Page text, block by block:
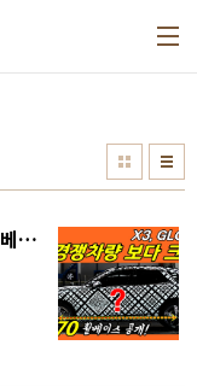
10부! 경쟁차량 보다 더 넓다고? GV70 휠베이스 얼마나 넓기에? 얘상 수치! 벤츠 GLC BMW X3 아우디Q5